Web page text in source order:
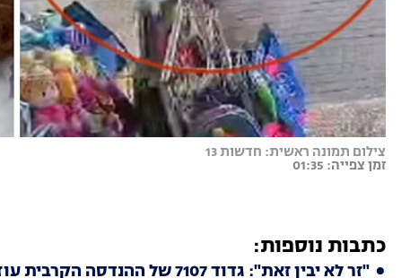
צילום תמונה ראשית: חדשות 13
זמן צפייה: 01:35
כתבות נוספות:
"זר לא יבין זאת": גדוד 7107 של ההנדסה הקרבית עוזב את הרצועה